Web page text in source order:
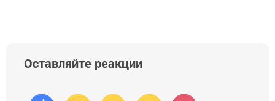
Оставляйте реакции